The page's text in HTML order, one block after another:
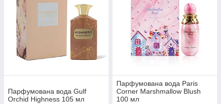
Парфумована вода Gulf
Orchid Highness 105 мл
Парфумована вода Paris
Corner Marshmallow Blush
100 мл